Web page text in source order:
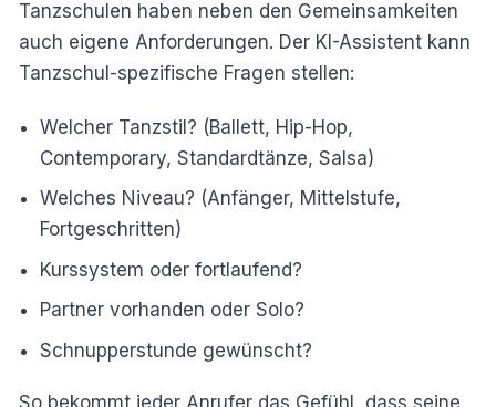
Tanzschulen haben neben den Gemeinsamkeiten
auch eigene Anforderungen. Der KI-Assistent kann
Tanzschul-spezifische Fragen stellen:
Welcher Tanzstil? (Ballett, Hip-Hop,
Contemporary, Standardtänze, Salsa)
Welches Niveau? (Anfänger, Mittelstufe,
Fortgeschritten)
Kurssystem oder fortlaufend?
Partner vorhanden oder Solo?
Schnupperstunde gewünscht?
So bekommt jeder Anrufer das Gefühl, dass seine